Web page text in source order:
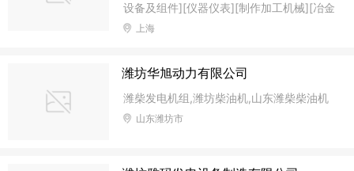
设备及组件][仪器仪表][制作加工机械][冶金
矿产和能源][安全和防护][五金工具][交通运
上海
潍坊华旭动力有限公司
潍柴发电机组,潍坊柴油机,山东潍柴柴油机
山东潍坊市